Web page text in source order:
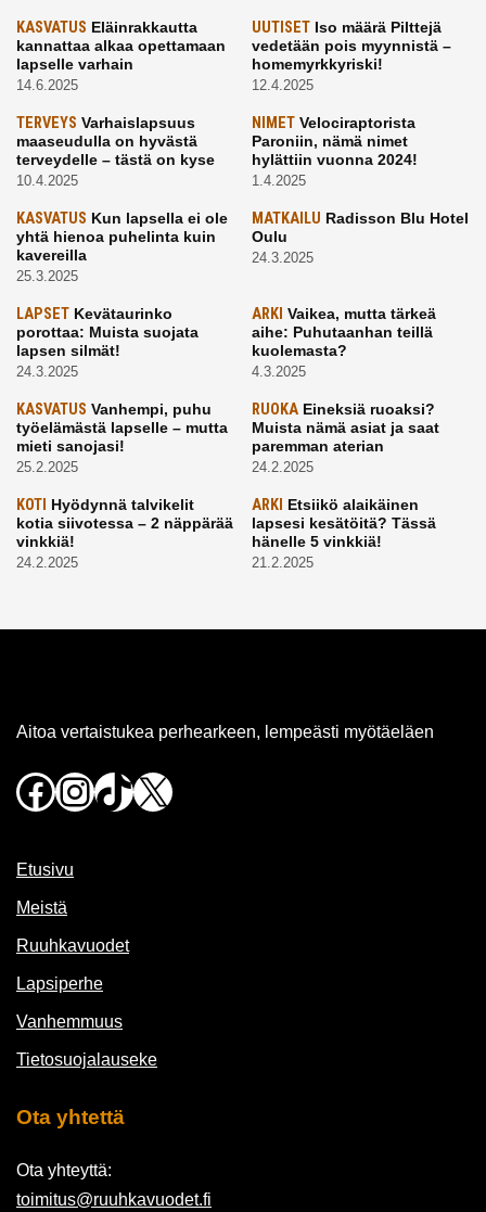
KASVATUS Eläinrakkautta
kannattaa alkaa opettamaan
lapselle varhain
14.6.2025
UUTISETIso määrä Pilttejä
vedetään pois myynnistä –
homemyrkkyriski!
12.4.2025
TERVEYS Varhaislapsuus
maaseudulla on hyvästä
terveydelle – tästä on kyse
10.4.2025
NIMETVelociraptorista
Paroniin, nämä nimet
hylättiin vuonna 2024!
1.4.2025
KASVATUS Kun lapsella ei ole
yhtä hienoa puhelinta kuin
kavereilla
25.3.2025
MATKAILU Radisson Blu Hotel
Oulu
24.3.2025
LAPSET Kevätaurinko
porottaa: Muista suojata
lapsen silmät!
24.3.2025
ARKI Vaikea, mutta tärkeä
aihe: Puhutaanhan teillä
kuolemasta?
4.3.2025
KASVATUS Vanhempi, puhu
työelämästä lapselle – mutta
mieti sanojasi!
25.2.2025
RUOKAEineksiä ruoaksi?
Muista nämä asiat ja saat
paremman aterian
24.2.2025
KOTI Hyödynnä talvikelit
kotia siivotessa – 2 näppärää
vinkkiä!
24.2.2025
ARKI Etsiikö alaikäinen
lapsesi kesätöitä? Tässä
hänelle 5 vinkkiä!
21.2.2025
Aitoa vertaistukea perhearkeen, lempeästi myötäeläen
Facebook
Instagram
TikTok
X
Etusivu
Meistä
Ruuhkavuodet
Lapsiperhe
Vanhemmuus
Tietosuojalauseke
Ota yhtettä
Ota yhteyttä:
toimitus@ruuhkavuodet.fi